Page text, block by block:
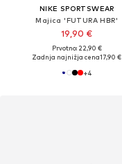
NIKE SPORTSWEAR
Majica 'FUTURA HBR'
19,90 €
Prvotno: 22,90 €
Zadnja najnižja cena17,90 €
+4